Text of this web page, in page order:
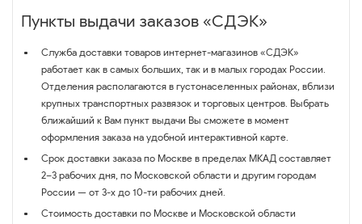
Пункты выдачи заказов «СДЭК»
Служба доставки товаров интернет-магазинов «СДЭК»
работает как в самых больших, так и в малых городах России.
Отделения располагаются в густонаселенных районах, вблизи
крупных транспортных развязок и торговых центров. Выбрать
ближайший к Вам пункт выдачи Вы сможете в момент
оформления заказа на удобной интерактивной карте.
Срок доставки заказа по Москве в пределах МКАД составляет
2–3 рабочих дня, по Московской области и другим городам
России — от 3-х до 10-ти рабочих дней.
Стоимость доставки по Москве и Московской области